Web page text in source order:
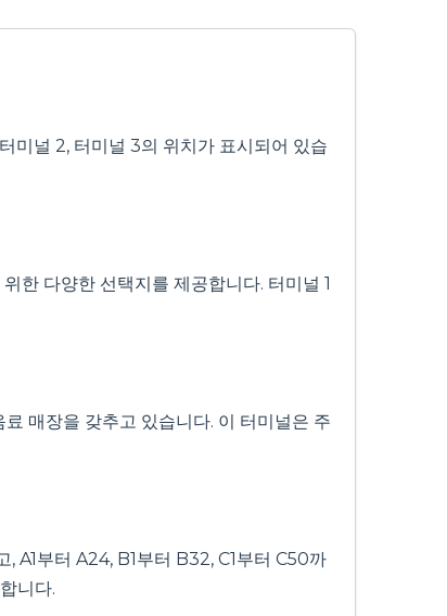
미널 2, 터미널 3의 위치가 표시되어 있습
한 다양한 선택지를 제공합니다. 터미널 1
매장을 갖추고 있습니다. 이 터미널은 주
A1부터 A24, B1부터 B32, C1부터 C50까
니다.